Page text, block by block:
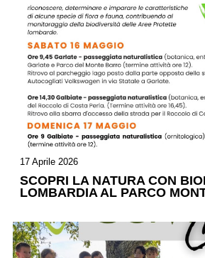
17 Aprile 2026
SCOPRI LA NATURA CON
LOMBARDIA AL PARCO